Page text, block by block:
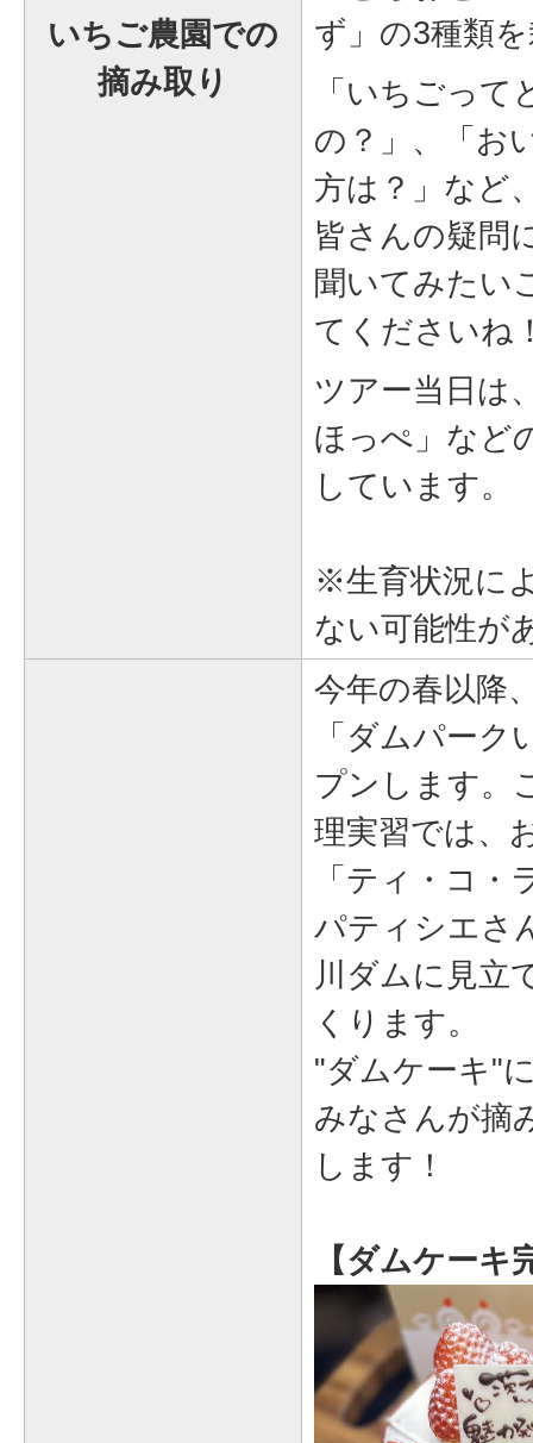
いちご農園での
摘み取り
ず」の3種類
「いちごっ
の？」、「お
方は？」など
皆さんの疑問
聞いてみたい
てくださいね
ツアー当日は
ほっぺ」など
しています。
※生育状況に
ない可能性が
今年の春以降
「ダムパー
プンします。
理実習では、
「ティ・コ・
パティシエさ
川ダムに見立
くります。
"ダムケーキ"
みなさんが摘
します！
【ダムケーキ